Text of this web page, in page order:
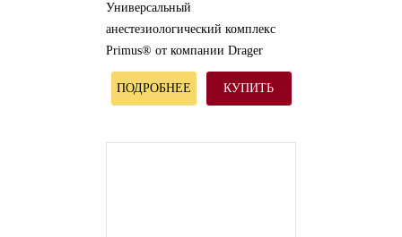
Универсальный
анестезиологический комплекс
Primus® от компании Drager
подходит для реанимационных
мероприятий у взрослых и детей с
ПОДРОБНЕЕ КУПИТЬ